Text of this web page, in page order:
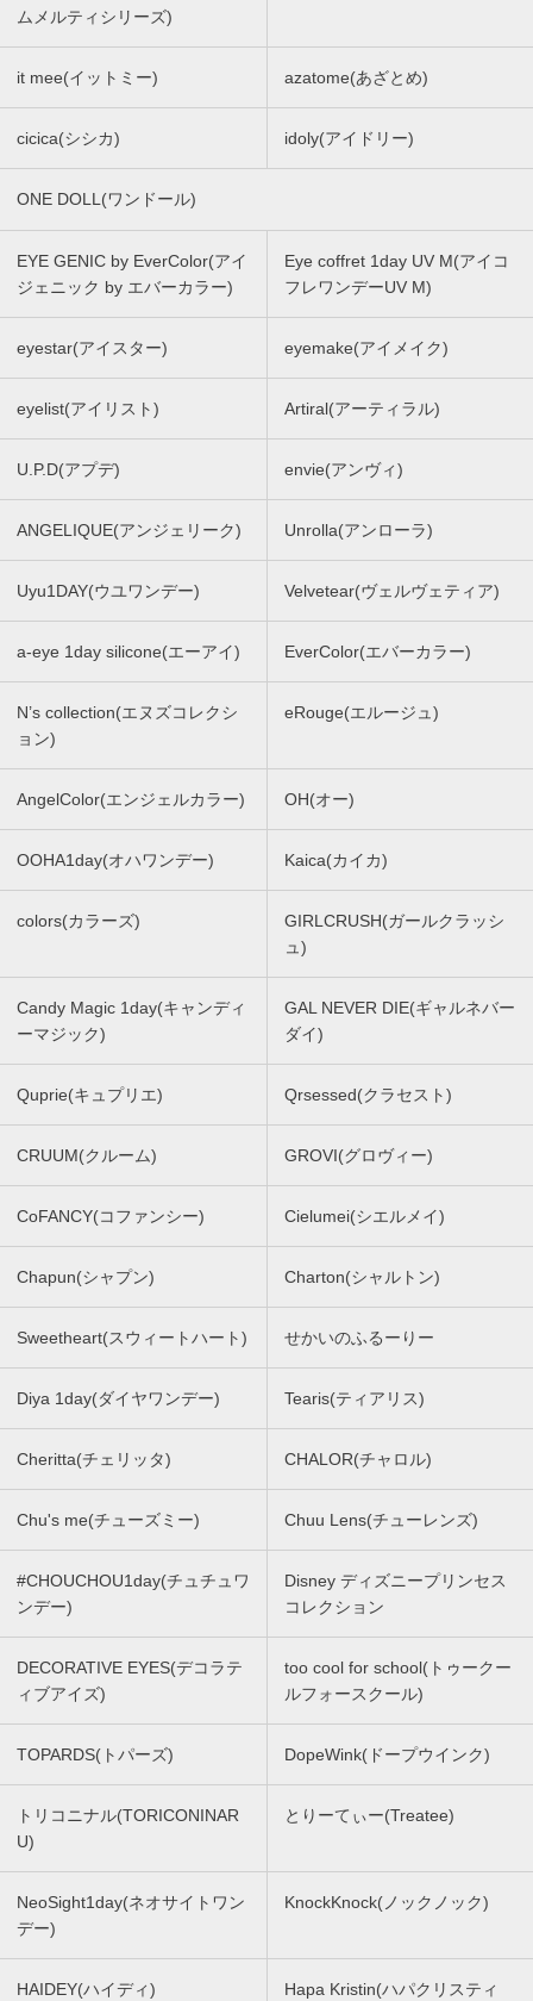
ムメルティシリーズ)
it mee(イットミー) azatome(あざとめ)
cicica(シシカ) idoly(アイドリー)
ONE DOLL(ワンドール)
EYE GENIC by EverColor(アイ
ジェニック by エバーカラー)
Eye coffret 1day UV M(アイコ
フレワンデーUV M)
eyestar(アイスター) eyemake(アイメイク)
eyelist(アイリスト) Artiral(アーティラル)
U.P.D(アプデ) envie(アンヴィ)
ANGELIQUE(アンジェリーク) Unrolla(アンローラ)
Uyu1DAY(ウユワンデー) Velvetear(ヴェルヴェティア)
a-eye 1day silicone(エーアイ) EverColor(エバーカラー)
N’s collection(エヌズコレクシ
ョン)
eRouge(エルージュ)
AngelColor(エンジェルカラー) OH(オー)
OOHA1day(オハワンデー) Kaica(カイカ)
colors(カラーズ)
GIRLCRUSH(ガールクラッシ
ュ)
Candy Magic 1day(キャンディ
ーマジック)
GAL NEVER DIE(ギャルネバー
ダイ)
Quprie(キュプリエ) Qrsessed(クラセスト)
CRUUM(クルーム) GROVI(グロヴィー)
CoFANCY(コファンシー) Cielumei(シエルメイ)
Chapun(シャプン) Charton(シャルトン)
Sweetheart(スウィートハート) せかいのふるーりー
Diya 1day(ダイヤワンデー) Tearis(ティアリス)
Cheritta(チェリッタ) CHALOR(チャロル)
Chu's me(チューズミー) Chuu Lens(チューレンズ)
#CHOUCHOU1day(チュチュワ
ンデー)
Disney ディズニープリンセス
コレクション
DECORATIVE EYES(デコラテ
ィブアイズ)
too cool for school(トゥークー
ルフォースクール)
TOPARDS(トパーズ) DopeWink(ドープウインク)
トリコニナル(TORICONINAR
U)
とりーてぃー(Treatee)
NeoSight1day(ネオサイトワン
デー)
KnockKnock(ノックノック)
HAIDEY(ハイディ)
Hapa Kristin(ハパクリスティ